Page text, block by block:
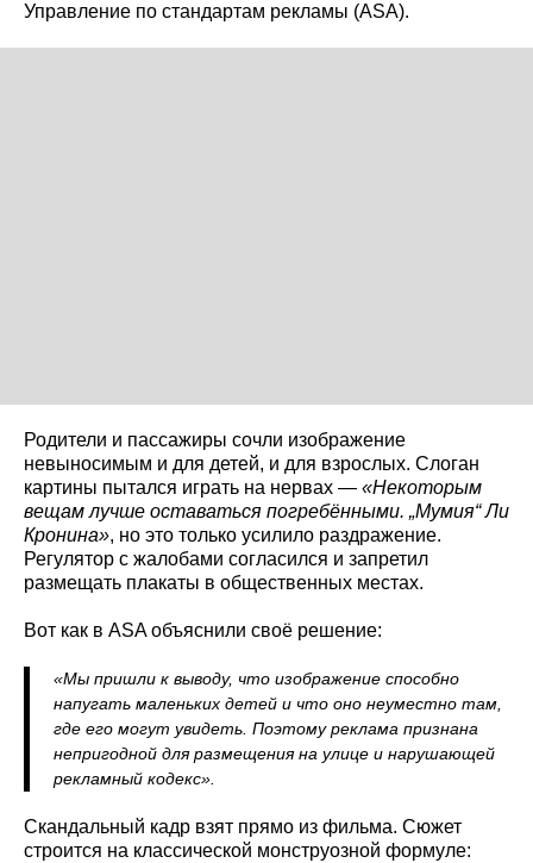
Управление по стандартам рекламы (ASA).
Родители и пассажиры сочли изображение
невыносимым и для детей, и для взрослых. Слоган
картины пытался играть на нервах — «Некоторым
вещам лучше оставаться погребёнными. „Мумия“ Ли
Кронина», но это только усилило раздражение.
Регулятор с жалобами согласился и запретил
размещать плакаты в общественных местах.
Вот как в ASA объяснили своё решение:
«Мы пришли к выводу, что изображение способно
напугать маленьких детей и что оно неуместно там,
где его могут увидеть. Поэтому реклама признана
непригодной для размещения на улице и нарушающей
рекламный кодекс».
Скандальный кадр взят прямо из фильма. Сюжет
строится на классической монструозной формуле: